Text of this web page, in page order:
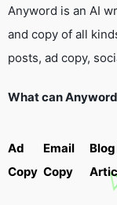
Anyword is an AI
and copy of all
posts, ad copy,
What can
Ad
Copy
Email
Copy